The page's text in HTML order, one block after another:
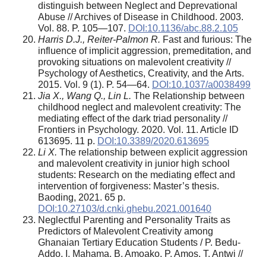
distinguish between Neglect and Deprevational
Abuse // Archives of Disease in Childhood. 2003.
Vol. 88. P. 105—107. DOI:10.1136/abc.88.2.105
Harris D.J., Reiter-Palmon R. Fast and furious: The
influence of implicit aggression, premeditation, and
provoking situations on malevolent creativity //
Psychology of Aesthetics, Creativity, and the Arts.
2015. Vol. 9 (1). P. 54—64. DOI:10.1037/a0038499
Jia X., Wang Q., Lin L. The Relationship between
childhood neglect and malevolent creativity: The
mediating effect of the dark triad personality //
Frontiers in Psychology. 2020. Vol. 11. Article ID
613695. 11 p. DOI:10.3389/2020.613695
Li X. The relationship between explicit aggression
and malevolent creativity in junior high school
students: Research on the mediating effect and
intervention of forgiveness: Master’s thesis.
Baoding, 2021. 65 p.
DOI:10.27103/d.cnki.ghebu.2021.001640
Neglectful Parenting and Personality Traits as
Predictors of Malevolent Creativity among
Ghanaian Tertiary Education Students / P. Bedu-
Addo, I. Mahama, B. Amoako, P. Amos, T. Antwi //